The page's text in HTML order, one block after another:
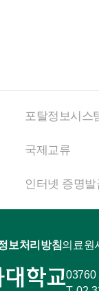
포탈정보시스
국제교류
인터넷 증명발
보처리방침의료원
03760